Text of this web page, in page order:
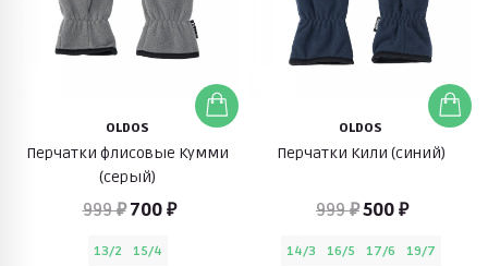
OLDOS
Перчатки флисовые Кумми
(серый)
999 ₽ 700 ₽
13/2 15/4
OLDOS
Перчатки Кили (синий)
999 ₽500 ₽
14/3 16/5 17/6 19/7